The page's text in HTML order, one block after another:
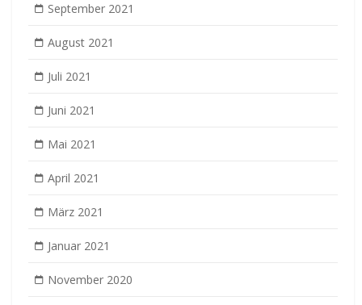
September 2021
August 2021
Juli 2021
Juni 2021
Mai 2021
April 2021
März 2021
Januar 2021
November 2020